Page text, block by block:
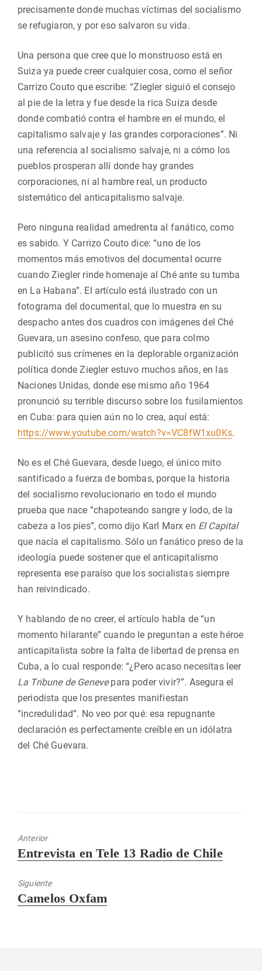
precisamente donde muchas víctimas del socialismo
se refugiaron, y por eso salvaron su vida.
Una persona que cree que lo monstruoso está en
Suiza ya puede creer cualquier cosa, como el señor
Carrizo Couto que escribe: “Ziegler siguió el consejo
al pie de la letra y fue desde la rica Suiza desde
donde combatió contra el hambre en el mundo, el
capitalismo salvaje y las grandes corporaciones”. Ni
una referencia al socialismo salvaje, ni a cómo los
pueblos prosperan allí donde hay grandes
corporaciones, ni al hambre real, un producto
sistemático del anticapitalismo salvaje.
Pero ninguna realidad amedrenta al fanático, como
es sabido. Y Carrizo Couto dice: “uno de los
momentos más emotivos del documental ocurre
cuando Ziegler rinde homenaje al Ché ante su tumba
en La Habana”. El artículo está ilustrado con un
fotograma del documental, que lo muestra en su
despacho antes dos cuadros con imágenes del Ché
Guevara, un asesino confeso, que para colmo
publicitó sus crímenes en la deplorable organización
política donde Ziegler estuvo muchos años, en las
Naciones Unidas, donde ese mismo año 1964
pronunció su terrible discurso sobre los fusilamientos
en Cuba: para quien aún no lo crea, aquí está:
https://www.youtube.com/watch?v=VC8fW1xu0Ks.
No es el Ché Guevara, desde luego, el único mito
santificado a fuerza de bombas, porque la historia
del socialismo revolucionario en todo el mundo
prueba que nace “chapoteando sangre y lodo, de la
cabeza a los pies”, como dijo Karl Marx en El Capital
que nacía el capitalismo. Sólo un fanático preso de la
ideología puede sostener que el anticapitalismo
representa ese paraíso que los socialistas siempre
han reivindicado.
Y hablando de no creer, el artículo habla de “un
momento hilarante” cuando le preguntan a este héroe
anticapitalista sobre la falta de libertad de prensa en
Cuba, a lo cual responde: “¿Pero acaso necesitas leer
La Tribune de Genevepara poder vivir?”. Asegura el
periodista que los presentes manifiestan
“incredulidad”. No veo por qué: esa repugnante
declaración es perfectamente creíble en un idólatra
del Ché Guevara.
Anterior
Entrada
Entrevista en Tele 13 Radio de Chile
Siguiente
Entrada
Camelos Oxfam